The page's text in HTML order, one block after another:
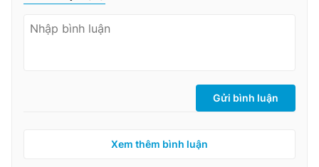
Gửi bình luận
Xem thêm bình luận